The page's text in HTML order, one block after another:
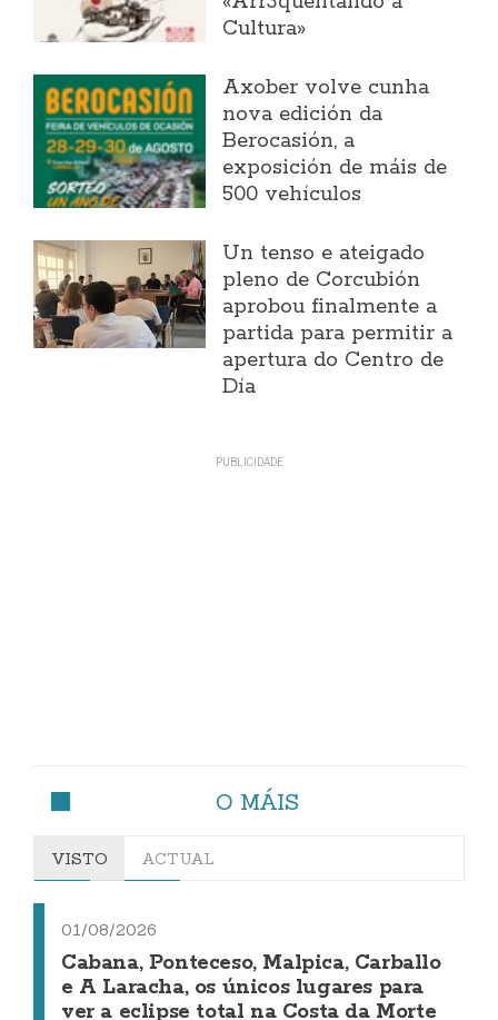
Cultura»
Axober volve cunha
nova edición da
Berocasión, a
exposición de máis de
500 vehículos
Un tenso e ateigado
pleno de Corcubión
aprobou finalmente a
partida para permitir a
apertura do Centro de
Día
O MÁIS
VISTO ACTUAL
01/08/2026
Cabana, Ponteceso, Malpica, Carballo
e A Laracha, os únicos lugares para
ver a eclipse total na Costa da Morte